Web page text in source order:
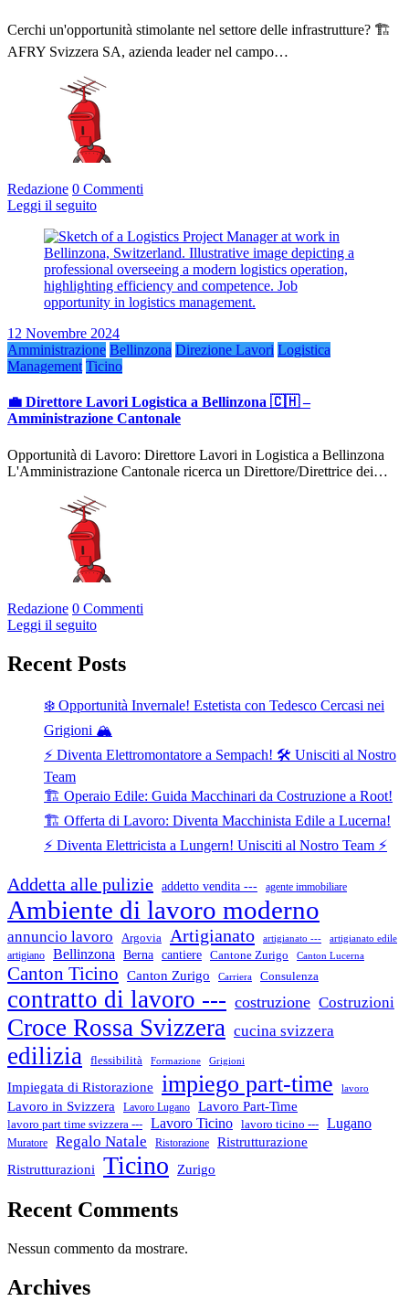
Cerchi un'opportunità stimolante nel settore delle infrastrutture? 🏗️
AFRY Svizzera SA, azienda leader nel campo…
Redazione 0 Commenti
Leggi il seguito
12 Novembre 2024
Amministrazione Bellinzona Direzione Lavori Logistica
Management Ticino
💼 Direttore Lavori Logistica a Bellinzona 🇨🇭 –
Amministrazione Cantonale
Opportunità di Lavoro: Direttore Lavori in Logistica a Bellinzona
L'Amministrazione Cantonale ricerca un Direttore/Direttrice dei…
Redazione 0 Commenti
Leggi il seguito
Recent Posts
❄️ Opportunità Invernale! Estetista con Tedesco Cercasi nei
Grigioni 🏔️
⚡ Diventa Elettromontatore a Sempach! 🛠️ Unisciti al Nostro
Team
🏗️ Operaio Edile: Guida Macchinari da Costruzione a Root!
🏗️ Offerta di Lavoro: Diventa Macchinista Edile a Lucerna!
⚡ Diventa Elettricista a Lungern! Unisciti al Nostro Team ⚡
Addetta alle pulizie addetto vendita --- agente immobiliare
Ambiente di lavoro moderno
annuncio lavoro Argovia Artigianato artigianato --- artigianato edile
artigiano Bellinzona Berna cantiere Cantone Zurigo Canton Lucerna
Canton Ticino Canton Zurigo Carriera Consulenza
contratto di lavoro --- costruzione Costruzioni
Croce Rossa Svizzera cucina svizzera
edilizia flessibilità Formazione Grigioni
Impiegata di Ristorazione impiego part-time lavoro
Lavoro in Svizzera Lavoro Lugano Lavoro Part-Time
lavoro part time svizzera --- Lavoro Ticino lavoro ticino --- Lugano
Muratore Regalo Natale Ristorazione
Ristrutturazione
Ristrutturazioni
Ticino Zurigo
Recent Comments
Nessun commento da mostrare.
Archives